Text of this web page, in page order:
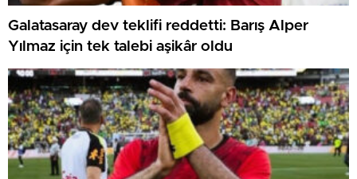
Galatasaray dev teklifi reddetti: Barış Alper
Yılmaz için tek talebi aşikâr oldu